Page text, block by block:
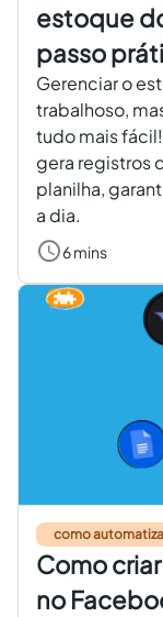
estoque
passo
Gerenciar o
trabalhoso,
tudo mais
gera registros
planilha,
a dia.
6 mins
como
Como
no